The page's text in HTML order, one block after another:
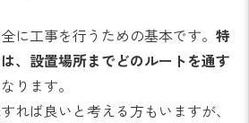
に工事を行うための基本です。 特
、設置場所までどのルートを通す
ります。
れば良いと考える方もいますが、